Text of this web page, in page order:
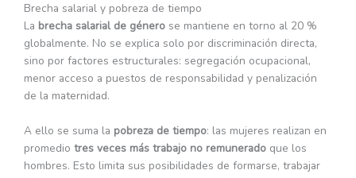
Brecha salarial y pobreza de tiempo
La brecha salarial de género se mantiene en torno al 20 %
globalmente. No se explica solo por discriminación directa,
sino por factores estructurales: segregación ocupacional,
menor acceso a puestos de responsabilidad y penalización
de la maternidad.
A ello se suma la pobreza de tiempo: las mujeres realizan en
promedio tres veces más trabajo no remunerado que los
hombres. Esto limita sus posibilidades de formarse, trabajar